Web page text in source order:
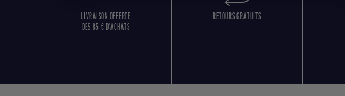
LIVRAISON OFFERTE
DÈS 85 € D'ACHATS
RETOURS GRATUITS